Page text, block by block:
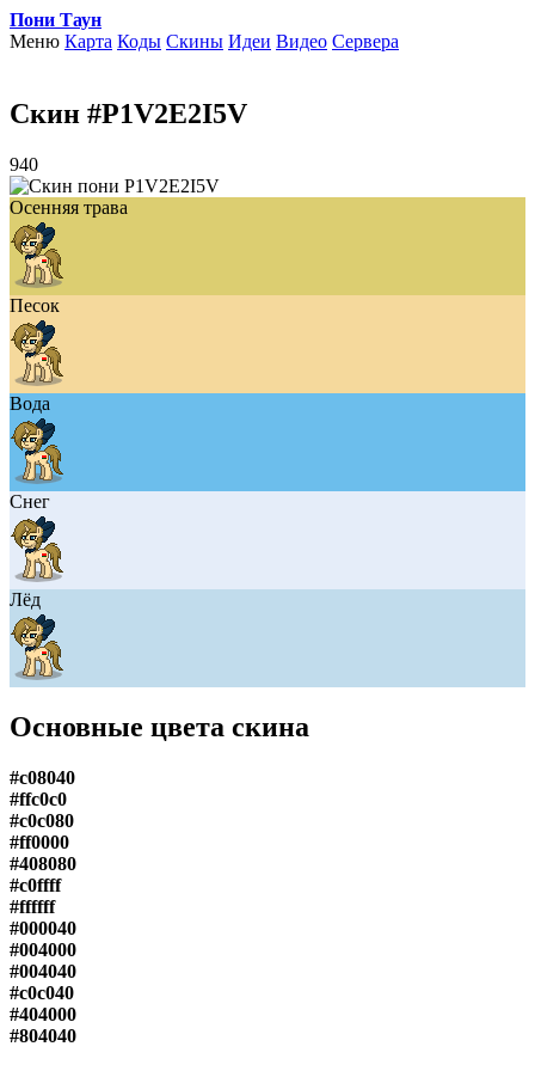
Пони Таун
Меню Карта Коды Скины Идеи Видео Сервера
Скин #P1V2E2I5V
940
Осенняя трава
Песок
Вода
Снег
Лёд
Основные цвета скина
#c08040
#ffc0c0
#c0c080
#ff0000
#408080
#c0ffff
#ffffff
#000040
#004000
#004040
#c0c040
#404000
#804040